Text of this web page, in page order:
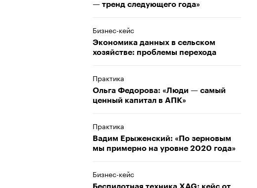
— тренд следующего года»
Бизнес-кейс
Экономика данных в сельском
хозяйстве: проблемы перехода
Практика
Ольга Федорова: «Люди — самый
ценный капитал в АПК»
Практика
Вадим Ерыженский: «По зерновым
мы примерно на уровне 2020 года»
Бизнес-кейс